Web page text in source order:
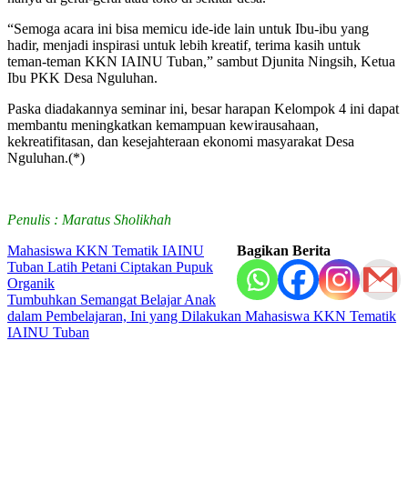
“Semoga acara ini bisa memicu ide-ide lain untuk Ibu-ibu yang
hadir, menjadi inspirasi untuk lebih kreatif, terima kasih untuk
teman-teman KKN IAINU Tuban,” sambut Djunita Ningsih, Ketua
Ibu PKK Desa Nguluhan.
Paska diadakannya seminar ini, besar harapan Kelompok 4 ini dapat
membantu meningkatkan kemampuan kewirausahaan,
kekreatifitasan, dan kesejahteraan ekonomi masyarakat Desa
Nguluhan.(*)
Penulis : Maratus Sholikhah
Bagikan Berita
Navigasi
pos
Mahasiswa KKN Tematik IAINU
Tuban Latih Petani Ciptakan Pupuk
Organik
Tumbuhkan Semangat Belajar Anak
dalam Pembelajaran, Ini yang Dilakukan Mahasiswa KKN Tematik
IAINU Tuban